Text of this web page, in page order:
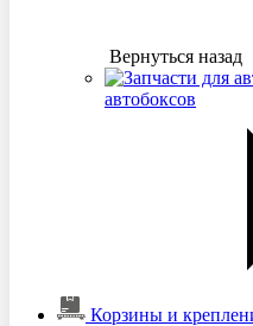
Вернуться назад
автобоксов
Корзины и